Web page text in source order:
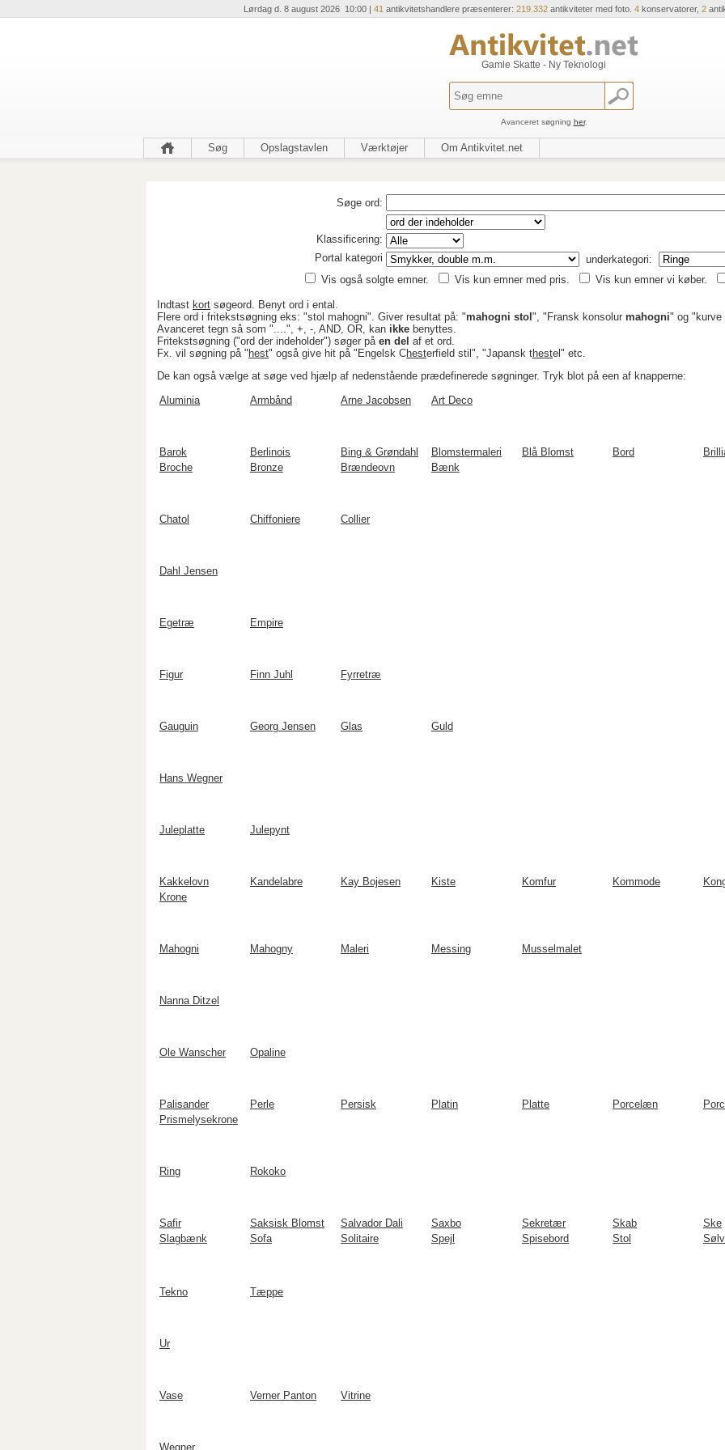
Lørdag d. 8 august 2026 10:00 | 41 antikvitetshandlere præsenterer: 219.332antikviteter med foto. 4konservatorer, 2
Gamle Skatte - Ny Teknologi
Avanceret søgning her.
Søg Opslagstavlen Værktøjer Om Antikvitet.net
Søge ord:
Klassificering:
Portal kategori
underkategori:
Vis også solgte emner.
Vis kun emner med pris. Vis kun emner vi køber.
Indtast kort søgeord. Benyt ord i ental.
Flere ord i fritekstsøgning eks: "stol mahogni". Giver resultat på: "mahogni stol ", "Fransk konsolur mahogni" og "kurve
Avanceret tegn så som "....", +, -, AND, OR, kan ikke benyttes.
Fritekstsøgning ("ord der indeholder") søger på en del af et ord.
Fx. vil søgning på " hest" også give hit på "Engelsk Chesterfield stil", "Japansk thestel" etc.
De kan også vælge at søge ved hjælp af nedenstående prædefinerede søgninger. Tryk blot på een af knapperne:
Aluminia Armbånd Arne Jacobsen Art Deco
Barok Berlinois Bing & Grøndahl Blomstermaleri Blå Blomst Bord
Broche
Bronze Brændeovn Bænk
Chatol Chiffoniere Collier
Dahl Jensen
Egetræ Empire
Figur Finn Juhl Fyrretræ
Gauguin Georg Jensen Glas Guld
Hans Wegner
Juleplatte Julepynt
Kakkelovn Kandelabre Kay Bojesen Kiste Komfur Kommode
Krone
Mahogni Mahogny Maleri Messing Musselmalet
Nanna Ditzel
Ole Wanscher Opaline
Palisander Perle Persisk Platin Platte Porcelæn
Prismelysekrone
Ring Rokoko
Safir Saksisk Blomst Salvador Dali Saxbo Sekretær Skab
Ske
Slagbænk
Sofa Solitaire Spejl Spisebord Stol Sølv
Tekno Tæppe
Ur
Vase Verner Panton Vitrine
Wegner